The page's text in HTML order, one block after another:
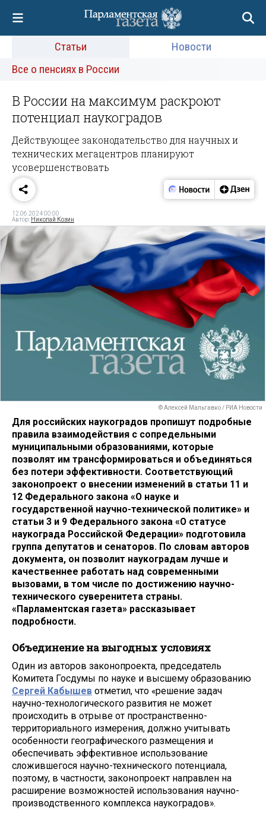
Статьи
Новости
Все о пенсиях в России
В России на максимум раскроют
потенциал наукоградов
Действующее законодательство для научных и
технических мегацентров планируют
усовершенствовать
12.06.2024 00:00
Автор: Николай Козин
© Алексей Мальгавко / РИА Новости
Для российских наукоградов пропишут подробные
правила взаимодействия с сопредельными
муниципальными образованиями, которые
позволят им трансформироваться и объединяться
без потери эффективности. Соответствующий
законопроект о внесении изменений в статьи 11 и
12 Федерального закона «О науке и
государственной научно-технической политике» и
статьи 3 и 9 Федерального закона «О статусе
наукограда Российской Федерации» подготовила
группа депутатов и сенаторов. По словам авторов
документа, он позволит наукоградам лучше и
качественнее работать над современными
вызовами, в том числе по достижению научно-
технического суверенитета страны.
«Парламентская газета» рассказывает
подробности.
Объединение на выгодных условиях
Один из авторов законопроекта, председатель
Комитета Госдумы по науке и высшему образованию
Сергей Кабышев отметил, что «решение задач
научно-технологического развития не может
происходить в отрыве от пространственно-
территориального измерения, должно учитывать
особенности географического размещения и
обеспечивать эффективное использование
сложившегося научно-технического потенциала,
поэтому, в частности, законопроект направлен на
расширение возможностей использования научно-
производственного комплекса наукоградов».